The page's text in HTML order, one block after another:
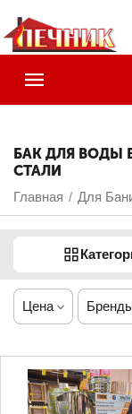
БАК ДЛЯ ВОДЫ
СТАЛИ
Главная / Для
Цена